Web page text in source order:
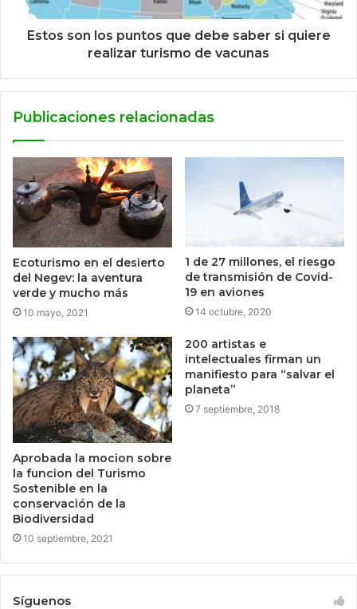
Estos son los puntos que debe saber si quiere
realizar turismo de vacunas
Publicaciones relacionadas
Ecoturismo en el desierto
del Negev: la aventura
verde y mucho más
10 mayo, 2021
1 de 27 millones, el riesgo
de transmisión de Covid-
19 en aviones
14 octubre, 2020
Aprobada la mocion sobre
la funcion del Turismo
Sostenible en la
conservación de la
Biodiversidad
10 septiembre, 2021
200 artistas e
intelectuales firman un
manifiesto para “salvar el
planeta”
7 septiembre, 2018
Síguenos